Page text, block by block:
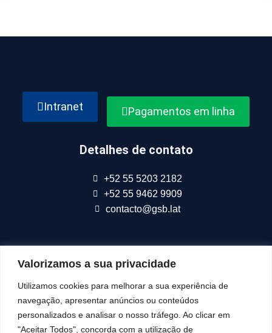
Valorizamos a sua privacidade
Utilizamos cookies para melhorar a sua experiência de
navegação, apresentar anúncios ou conteúdos
personalizados e analisar o nosso tráfego. Ao clicar em
"Aceitar Todos", concorda com a utilização de
Intranet Pagamentos em linha
Detalhes de contato
+52 55 5203 2182
+52 55 9462 9909
contacto@gsb.lat
Fazemos parte daConnect Americas
Siga-Nos Em